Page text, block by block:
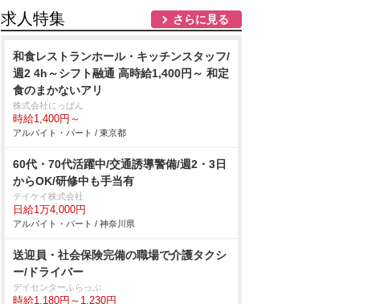
求人特集 さらに見る
和食レストランホール・キッチンスタッフ/
週2 4h～シフト融通 高時給1,400円～ 和定
食のまかないアリ
株式会社にっぱん
時給1,400円～
アルバイト・パート / 東京都
60代・70代活躍中/交通誘導警備/週2・3日
からOK/研修中も手当有
テイケイ株式会社
日給1万4,000円
アルバイト・パート / 神奈川県
送迎員・社会保険完備の職場で介護タクシ
ー/ドライバー
デイセンターふらっぷ
時給1,180円～1,230円